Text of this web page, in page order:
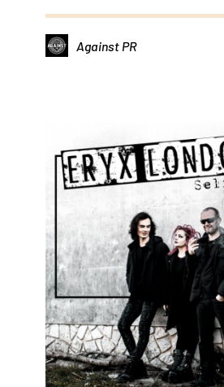
Against PR